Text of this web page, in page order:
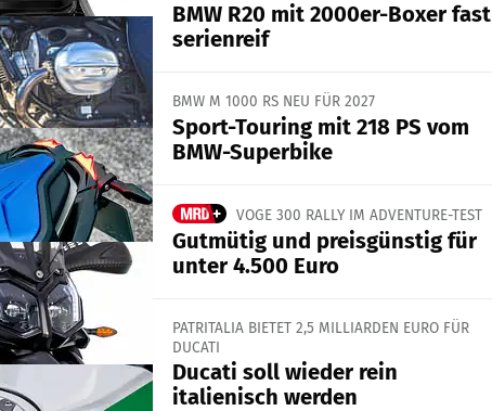
BMW R20 mit 2000er-Boxer fast
serienreif
BMW M 1000 RS NEU FÜR 2027
Sport-Touring mit 218 PS vom
BMW-Superbike
VOGE 300 RALLY IM ADVENTURE-TEST
Gutmütig und preisgünstig für
unter 4.500 Euro
PATRITALIA BIETET 2,5 MILLIARDEN EURO FÜR
DUCATI
Ducati soll wieder rein
italienisch werden